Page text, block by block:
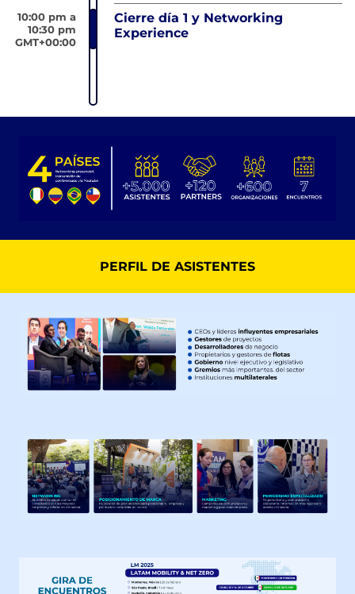
10:00 pm a
10:30 pm
GMT+00:00
Cierre día 1 y Networking
Experience
PERFIL DE ASISTENTES